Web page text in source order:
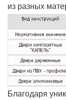
из разных
Благодаря